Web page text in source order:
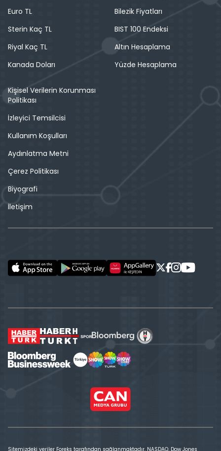
Euro TL
Sterin Kaç TL
Riyal Kaç TL
Kanada Doları
Bilezik Fiyatları
BIST 100 Endeksi
Altın Hesaplama
Yüzde Hesaplama
Kişisel Verilerin Korunması
Politikası
İzleyici Temsilcisi
Kullanım Koşulları
Aydınlatma Metni
Çerez Politikası
Biyografi
İletişim
Sitemizdeki veriler Foreks tarafından sağlanmaktadır. NASDAQ, Dow Jones